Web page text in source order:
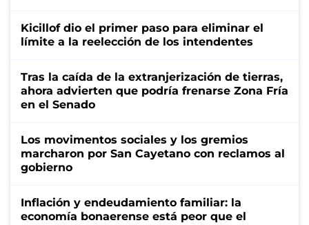
Kicillof dio el primer paso para eliminar el
límite a la reelección de los intendentes
Tras la caída de la extranjerización de tierras,
ahora advierten que podría frenarse Zona Fría
en el Senado
Los movimentos sociales y los gremios
marcharon por San Cayetano con reclamos al
gobierno
Inflación y endeudamiento familiar: la
economía bonaerense está peor que el